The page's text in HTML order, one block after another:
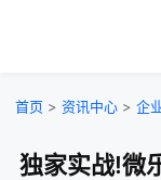
首页 > 资讯中心 > 企
独家实战!微